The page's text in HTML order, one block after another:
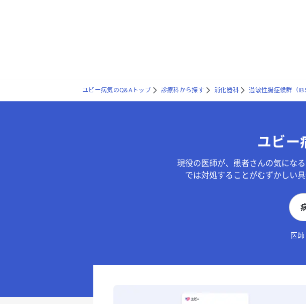
ユビー病気のQ&Aトップ 診療科から探す 消化器科 過敏性腸症候群（
ユビー
現役の医師が、患者さんの気にな
では対処することがむずかしい
医